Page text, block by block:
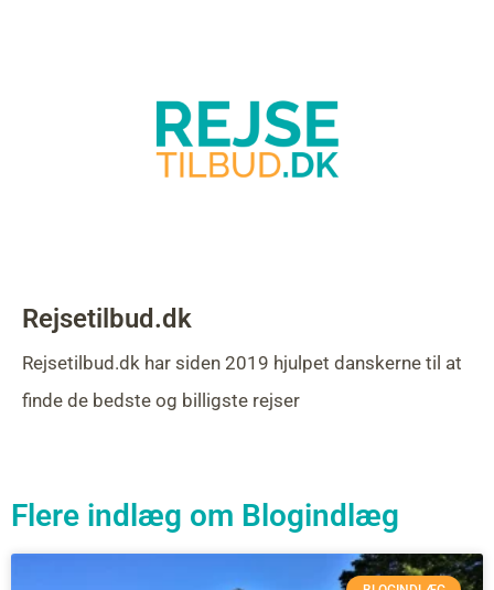
Rejsetilbud.dk
Rejsetilbud.dk har siden 2019 hjulpet danskerne til at
finde de bedste og billigste rejser
Flere indlæg om Blogindlæg